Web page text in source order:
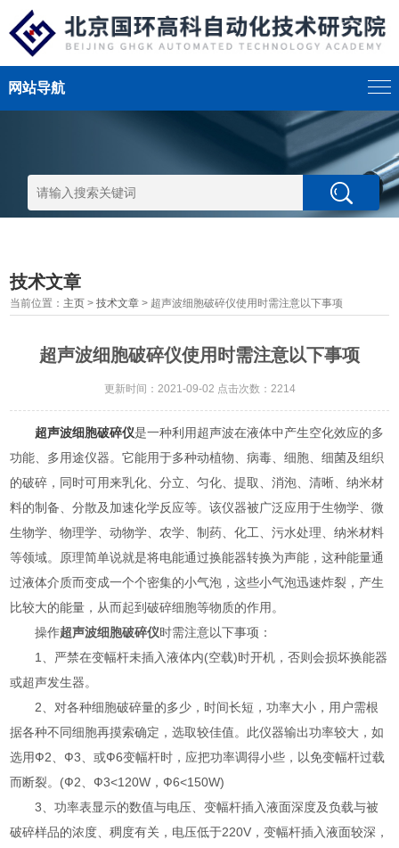
网站导航
技术文章
当前位置： 主页 >技术文章 > 超声波细胞破碎仪使用时需注意以下事项
超声波细胞破碎仪使用时需注意以下事项
更新时间：2021-09-02 点击次数：2214
超声波细胞破碎仪是一种利用超声波在液体中产生空化效应的多
功能、多用途仪器。它能用于多种动植物、病毒、细胞、细菌及组织
的破碎，同时可用来乳化、分立、匀化、提取、消泡、清晰、纳米材
料的制备、分散及加速化学反应等。该仪器被广泛应用于生物学、微
生物学、物理学、动物学、农学、制药、化工、污水处理、纳米材料
等领域。原理简单说就是将电能通过换能器转换为声能，这种能量通
过液体介质而变成一个个密集的小气泡，这些小气泡迅速炸裂，产生
比较大的能量，从而起到破碎细胞等物质的作用。
操作超声波细胞破碎仪时需注意以下事项：
1、严禁在变幅杆未插入液体内(空载)时开机，否则会损坏换能器
或超声发生器。
2、对各种细胞破碎量的多少，时间长短，功率大小，用户需根
据各种不同细胞再摸索确定，选取较佳值。此仪器输出功率较大，如
选用Ф2、Ф3、或Ф6变幅杆时，应把功率调得小些，以免变幅杆过载
而断裂。(Ф2、Ф3<120W，Ф6<150W)
3、功率表显示的数值与电压、变幅杆插入液面深度及负载与被
破碎样品的浓度、稠度有关，电压低于220V，变幅杆插入液面较深，